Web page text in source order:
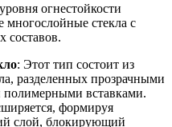
огнестойкости
стекла с
составов.
: Этот тип состоит из
разделенных прозрачными
вставками.
формируя
слой, блокирующий